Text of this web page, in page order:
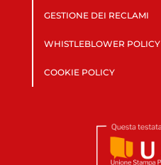
GESTIONE DEI RECLAMI
WHISTLEBLOWER POLICY
COOKIE POLICY